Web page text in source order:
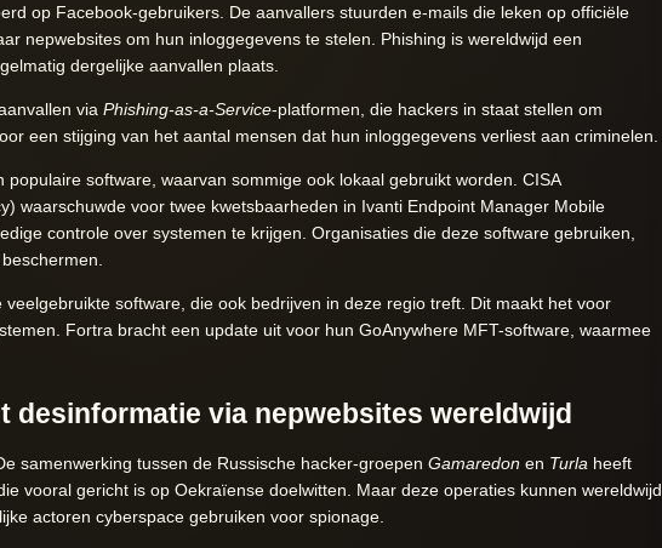
op Facebook-gebruikers. De aanvallers stuurden e-mails die leken op officiële
nepwebsites om hun inloggegevens te stelen. Phishing is wereldwijd een
dergelijke aanvallen plaats.
via Phishing-as-a-Service-platformen, die hackers in staat stellen om
een stijging van het aantal mensen dat hun inloggegevens verliest aan criminelen.
software, waarvan sommige ook lokaal gebruikt worden. CISA
waarschuwde voor twee kwetsbaarheden in Ivanti Endpoint Manager Mobile
controle over systemen te krijgen. Organisaties die deze software gebruiken,
software, die ook bedrijven in deze regio treft. Dit maakt het voor
Fortra bracht een update uit voor hun GoAnywhere MFT-software, waarmee
desinformatie via nepwebsites wereldwijd
samenwerking tussen de Russische hacker-groepen Gamaredon en Turla heeft
vooral gericht is op Oekraïense doelwitten. Maar deze operaties kunnen wereldwijd
actoren cyberspace gebruiken voor spionage.